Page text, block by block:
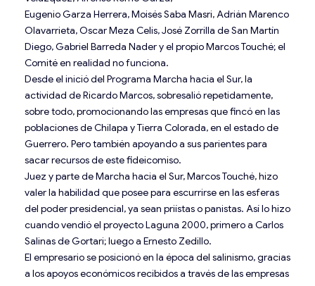
Eugenio Garza Herrera, Moisés Saba Masri, Adrián Marenco
Olavarrieta, Oscar Meza Celis, José Zorrilla de San Martín
Diego, Gabriel Barreda Nader y el propio Marcos Touché; el
Comité en realidad no funciona.
Desde el inició del Programa Marcha hacia el Sur, la
actividad de Ricardo Marcos, sobresalió repetidamente,
sobre todo, promocionando las empresas que fincó en las
poblaciones de Chilapa y Tierra Colorada, en el estado de
Guerrero. Pero también apoyando a sus parientes para
sacar recursos de este fideicomiso.
Juez y parte de Marcha hacia el Sur, Marcos Touché, hizo
valer la habilidad que posee para escurrirse en las esferas
del poder presidencial, ya sean priístas o panistas. Así lo hizo
cuando vendió el proyecto Laguna 2000, primero a Carlos
Salinas de Gortari; luego a Ernesto Zedillo.
El empresario se posicionó en la época del salinismo, gracias
a los apoyos económicos recibidos a través de las empresas